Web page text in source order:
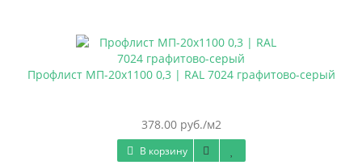
Профлист МП-20х1100 0,3 | RAL 7024 графитово-серый
378.00 руб./м2
В корзину